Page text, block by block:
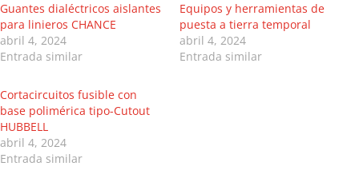
Guantes dialéctricos aislantes
para linieros CHANCE
abril 4, 2024
Entrada similar
Equipos y herramientas de
puesta a tierra temporal
abril 4, 2024
Entrada similar
Cortacircuitos fusible con
base polimérica tipo-Cutout
HUBBELL
abril 4, 2024
Entrada similar